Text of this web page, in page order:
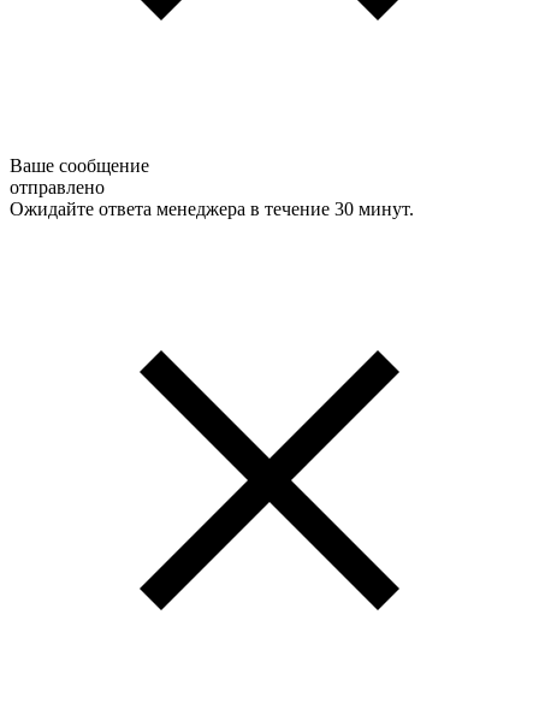
Ваше сообщение
отправлено
Ожидайте ответа менеджера в течение 30 минут.